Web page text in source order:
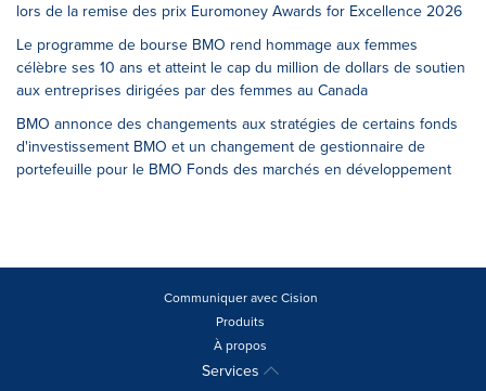
lors de la remise des prix Euromoney Awards for Excellence 2026
Le programme de bourse BMO rend hommage aux femmes
célèbre ses 10 ans et atteint le cap du million de dollars de soutien
aux entreprises dirigées par des femmes au Canada
BMO annonce des changements aux stratégies de certains fonds
d'investissement BMO et un changement de gestionnaire de
portefeuille pour le BMO Fonds des marchés en développement
Communiquer avec Cision
Produits
À propos
Services